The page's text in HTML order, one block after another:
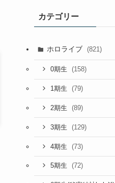
カテゴリー
ホロライブ (821)
0期生 (158)
1期生 (79)
2期生 (89)
3期生 (129)
4期生 (73)
5期生 (72)